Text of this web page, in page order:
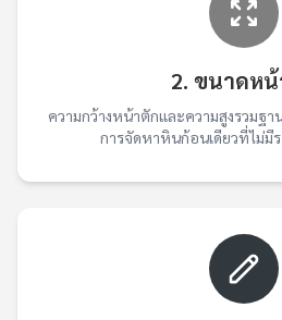
2. ขนาดห
ความกว้างหน้าตักและความสูงรวมฐ
การจัดหาหินก้อนเดียวที่ไม่มี